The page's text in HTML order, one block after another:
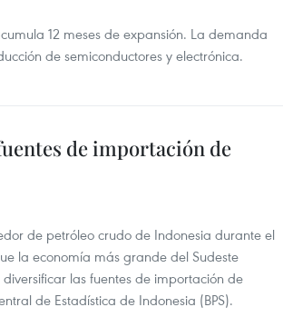
12 meses de expansión. La demanda
de semiconductores y electrónica.
de importación de
de petróleo crudo de Indonesia durante el
la economía más grande del Sudeste
las fuentes de importación de
de Estadística de Indonesia (BPS).